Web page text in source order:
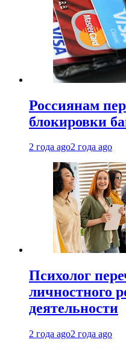
Россиянам
блокировки
2 года ago2 года ago
Психолог
личностного
деятельности
2 года ago2 года ago